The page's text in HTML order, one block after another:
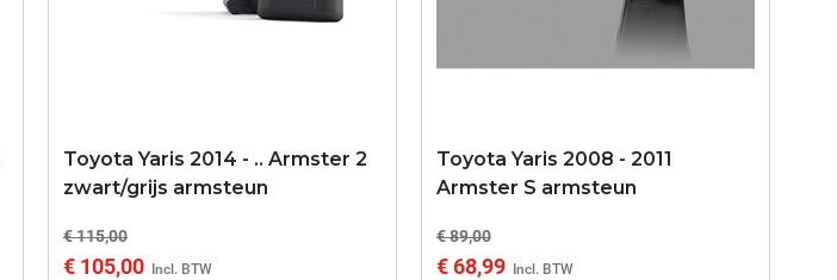
Toyota Yaris 2014 - .. Armster 2
zwart/grijs armsteun
€ 115,00
€ 105,00
Toyota Yaris 2008 - 2011
Armster S armsteun
€ 89,00
€ 68,99